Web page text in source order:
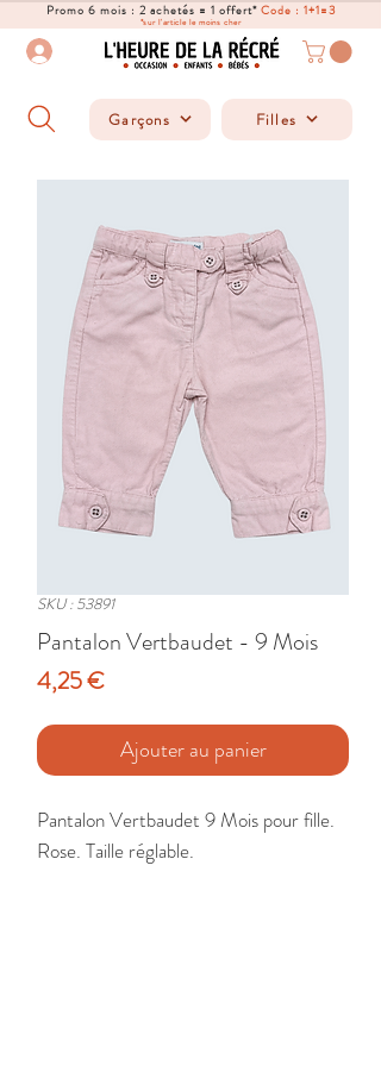
Promo 6 mois : 2 achetés = 1 offert*Code : 1+1=3
*sur l'article le moins cher
Garçons Filles
SKU : 53891
Pantalon Vertbaudet - 9 Mois
4,25 €Prix
Ajouter au panier
Pantalon Vertbaudet 9 Mois pour fille.
Rose. Taille réglable.